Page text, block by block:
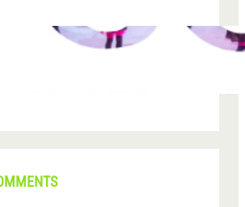
CONI FEST 2026 – o editie record prin